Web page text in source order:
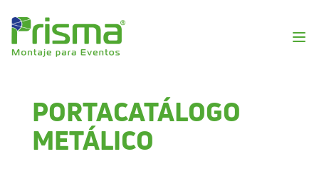
PORTACATÁLOGO
METÁLICO